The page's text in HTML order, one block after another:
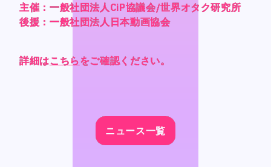
主催：一般社団法人CiP協議会/世界オタク研究所
後援：一般社団法人日本動画協会
詳細はこちらをご確認ください。
ニュース一覧
主催：一般社団法人CiP協議会/世界オタク研究所
後援：一般社団法人日本動画協会
詳細はこちらをご確認ください。
ニュース一覧
主催：一般社団法人CiP協議会/世界オタク研究所
後援：一般社団法人日本動画協会
詳細はこちらをご確認ください。
ニュース一覧
モンスターラウンジ
モンスターラウンジ
主催：一般社団法人CiP協議会/世界オタク研究所
後援：一般社団法人日本動画協会
詳細はこちらをご確認ください。
ニュース一覧